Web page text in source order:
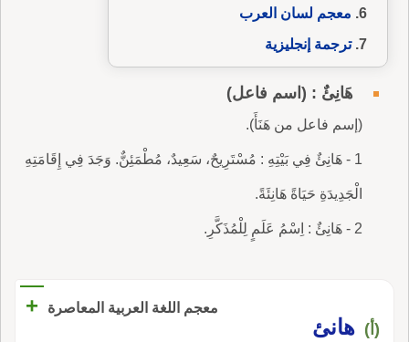
معجم لسان العرب
ترجمة إنجليزية
هَانِئٌ : (اسم فاعل)
(إسم فاعل من هَنَأَ).
1 - هَانِئٌ فِي بَيْتِهِ : مُسْتَرِيحٌ، سَعِيدٌ، مُطْمَئِنٌّ. وَجَدَ فِي إِقَامَتِهِ
الْجَدِيدَةِ حَيَاةً هَانِئَةً.
2 - هَانِئٌ : اِسْمُ عَلَمٍ لِلْمُذَكَّرِ.
معجم اللغة العربية المعاصرة +
(أ) هانئ